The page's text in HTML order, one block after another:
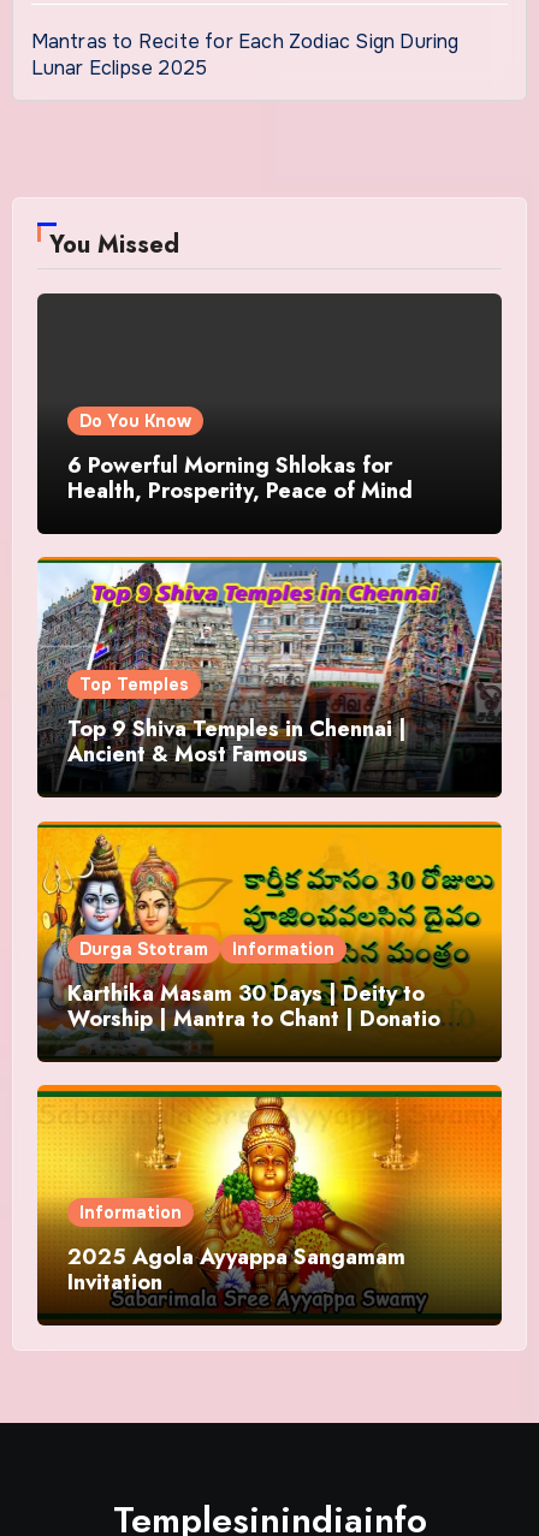
Mantras to Recite for Each Zodiac Sign During
Lunar Eclipse 2025
You Missed
Do You Know
6 Powerful Morning Shlokas for
Health, Prosperity, Peace of Mind
Top Temples
Top 9 Shiva Temples in Chennai |
Ancient & Most Famous
Durga Stotram Information
Karthika Masam 30 Days | Deity to
Worship | Mantra to Chant | Donations
and Offering
Information
2025 Agola Ayyappa Sangamam
Invitation
Templesinindiainfo